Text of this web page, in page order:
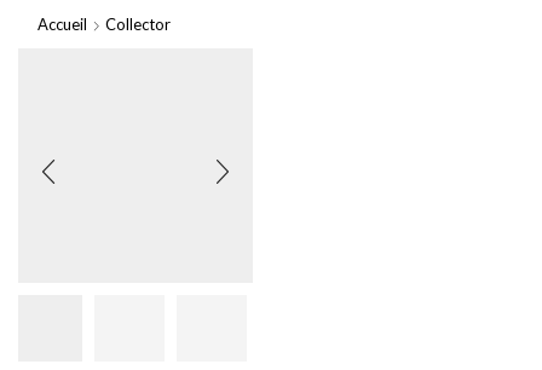
Accueil Collector